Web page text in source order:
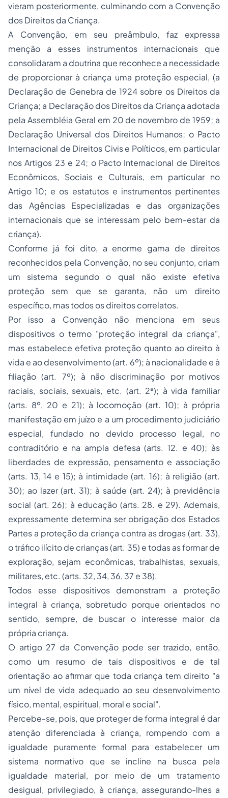
vieram posteriormente, culminando com a Convenção
dos Direitos da Criança.
A Convenção, em seu preâmbulo, faz expressa
menção a esses instrumentos internacionais que
consolidaram a doutrina que reconhece a necessidade
de proporcionar à criança uma proteção especial, (a
Declaração de Genebra de 1924 sobre os Direitos da
Criança; a Declaração dos Direitos da Criança adotada
pela Assembléia Geral em 20 de novembro de 1959; a
Declaração Universal dos Direitos Humanos; o Pacto
Internacional de Direitos Civis e Políticos, em particular
nos Artigos 23 e 24; o Pacto Internacional de Direitos
Econômicos, Sociais e Culturais, em particular no
Artigo 10; e os estatutos e instrumentos pertinentes
das Agências Especializadas e das organizações
internacionais que se interessam pelo bem-estar da
criança).
Conforme já foi dito, a enorme gama de direitos
reconhecidos pela Convenção, no seu conjunto, criam
um sistema segundo o qual não existe efetiva
proteção sem que se garanta, não um direito
específico, mas todos os direitos correlatos.
Por isso a Convenção não menciona em seus
dispositivos o termo "proteção integral da criança",
mas estabelece efetiva proteção quanto ao direito à
vida e ao desenvolvimento (art. 6º); à nacionalidade e à
filiação (art. 7º); à não discriminação por motivos
raciais, sociais, sexuais, etc. (art. 2ª); à vida familiar
(arts. 8º, 20 e 21); à locomoção (art. 10); à própria
manifestação em juízo e a um procedimento judiciário
especial, fundado no devido processo legal, no
contraditório e na ampla defesa (arts. 12. e 40); às
liberdades de expressão, pensamento e associação
(arts. 13, 14 e 15); à intimidade (art. 16); à religião (art.
30); ao lazer (art. 31); à saúde (art. 24); à previdência
social (art. 26); à educação (arts. 28. e 29). Ademais,
expressamente determina ser obrigação dos Estados
Partes a proteção da criança contra as drogas (art. 33),
o tráfico ilícito de crianças (art. 35) e todas as formar de
exploração, sejam econômicas, trabalhistas, sexuais,
militares, etc. (arts. 32, 34, 36, 37 e 38).
Todos esse dispositivos demonstram a proteção
integral à criança, sobretudo porque orientados no
sentido, sempre, de buscar o interesse maior da
própria criança.
O artigo 27 da Convenção pode ser trazido, então,
como um resumo de tais dispositivos e de tal
orientação ao afirmar que toda criança tem direito "a
um nível de vida adequado ao seu desenvolvimento
físico, mental, espiritual, moral e social".
Percebe-se, pois, que proteger de forma integral é dar
atenção diferenciada à criança, rompendo com a
igualdade puramente formal para estabelecer um
sistema normativo que se incline na busca pela
igualdade material, por meio de um tratamento
desigual, privilegiado, à criança, assegurando-lhes a